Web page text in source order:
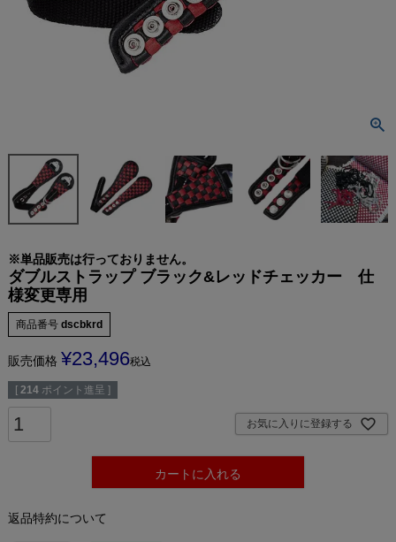
※単品販売は行っておりません。
ダブルストラップ ブラック&レッドチェッカー 仕
様変更専用
商品番号 dscbkrd
販売価格 ¥23,496税込
[ 214 ポイント進呈 ]
お気に入りに登録する
カートに入れる
返品特約について